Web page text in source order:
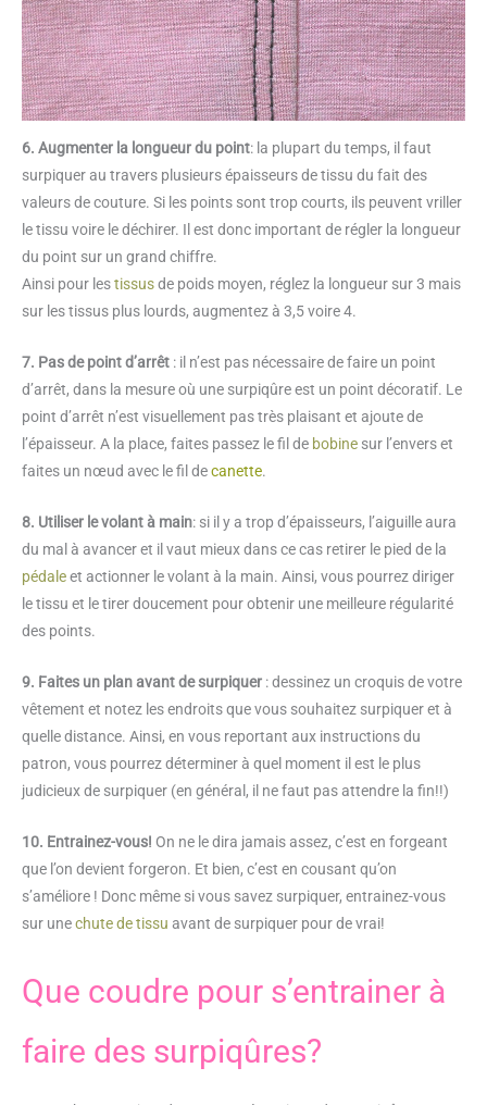
6. Augmenter la longueur du point: la plupart du temps, il faut
surpiquer au travers plusieurs épaisseurs de tissu du fait des
valeurs de couture. Si les points sont trop courts, ils peuvent vriller
le tissu voire le déchirer. Il est donc important de régler la longueur
du point sur un grand chiffre.
Ainsi pour lestissusde poids moyen, réglez la longueur sur 3 mais
sur les tissus plus lourds, augmentez à 3,5 voire 4.
7. Pas de point d’arrêt : il n’est pas nécessaire de faire un point
d’arrêt, dans la mesure où une surpiqûre est un point décoratif. Le
point d’arrêt n’est visuellement pas très plaisant et ajoute de
l’épaisseur. A la place, faites passez le fil de bobine sur l’envers et
faites un nœud avec le fil decanette.
8. Utiliser le volant à main: si il y a trop d’épaisseurs, l’aiguille aura
du mal à avancer et il vaut mieux dans ce cas retirer le pied de la
pédaleet actionner le volant à la main. Ainsi, vous pourrez diriger
le tissu et le tirer doucement pour obtenir une meilleure régularité
des points.
9. Faites un plan avant de surpiquer : dessinez un croquis de votre
vêtement et notez les endroits que vous souhaitez surpiquer et à
quelle distance. Ainsi, en vous reportant aux instructions du
patron, vous pourrez déterminer à quel moment il est le plus
judicieux de surpiquer (en général, il ne faut pas attendre la fin!!)
10. Entrainez-vous! On ne le dira jamais assez, c’est en forgeant
que l’on devient forgeron. Et bien, c’est en cousant qu’on
s’améliore ! Donc même si vous savez surpiquer, entrainez-vous
sur unechute de tissu avant de surpiquer pour de vrai!
Que coudre pour s’entrainer à
faire des surpiqûres?